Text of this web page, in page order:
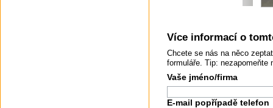
Více informací o
Chcete se nás na něco
formuláře. Tip:
Vaše jméno/firma
E-mail popřípadě telefon